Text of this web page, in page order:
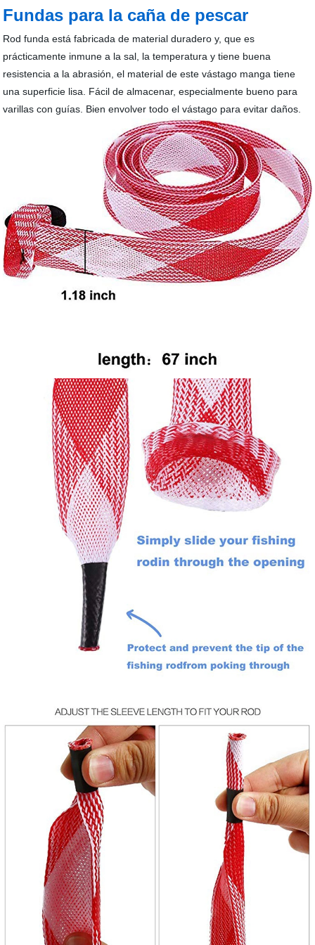
Fundas para la caña de pescar
Rod funda está fabricada de material duradero y, que es
prácticamente inmune a la sal, la temperatura y tiene buena
resistencia a la abrasión, el material de este vástago manga tiene
una superficie lisa. Fácil de almacenar, especialmente bueno para
varillas con guías. Bien envolver todo el vástago para evitar daños.